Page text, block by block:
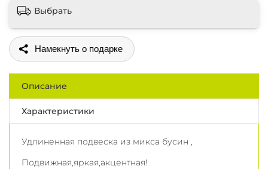
Выбрать
Поделиться
Описание
Характеристики
Удлиненная подвеска из микса бусин ,
Подвижная,яркая,акцентная!